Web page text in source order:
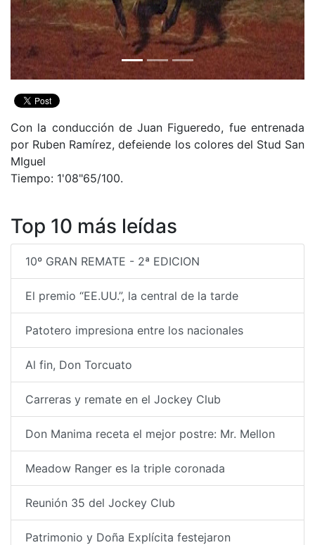
Con la conducción de Juan Figueredo, fue entrenada
por Ruben Ramírez, defeiende los colores del Stud San
MIguel
Tiempo: 1'08"65/100.
Top 10 más leídas
10º GRAN REMATE - 2ª EDICION
El premio “EE.UU.”, la central de la tarde
Patotero impresiona entre los nacionales
Al fin, Don Torcuato
Carreras y remate en el Jockey Club
Don Manima receta el mejor postre: Mr. Mellon
Meadow Ranger es la triple coronada
Reunión 35 del Jockey Club
Patrimonio y Doña Explícita festejaron